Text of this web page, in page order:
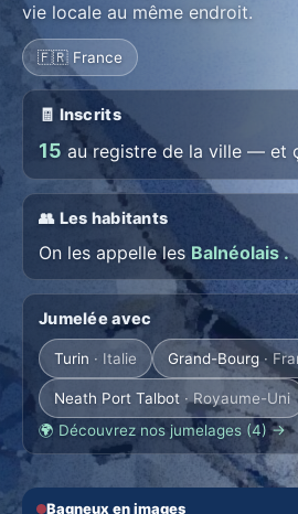
vie locale au même endroit.
🇫🇷 France
🧾 Inscrits
15 au registre de la ville — et
👥 Les habitants
On les appelle les Balnéolais .
Jumelée avec
Turin · Italie Grand-Bourg ·
Neath Port Talbot · Royaume-Uni
🌍 Découvrez nos jumelages (4) →
Bagneux en images